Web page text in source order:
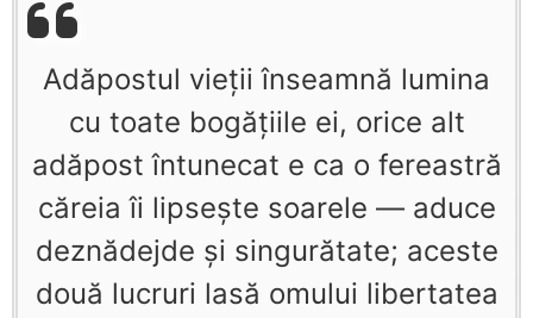
Adăpostul vieții înseamnă lumina
cu toate bogățiile ei, orice alt
adăpost întunecat e ca o fereastră
căreia îi lipsește soarele — aduce
deznădejde și singurătate; aceste
două lucruri lasă omului libertatea